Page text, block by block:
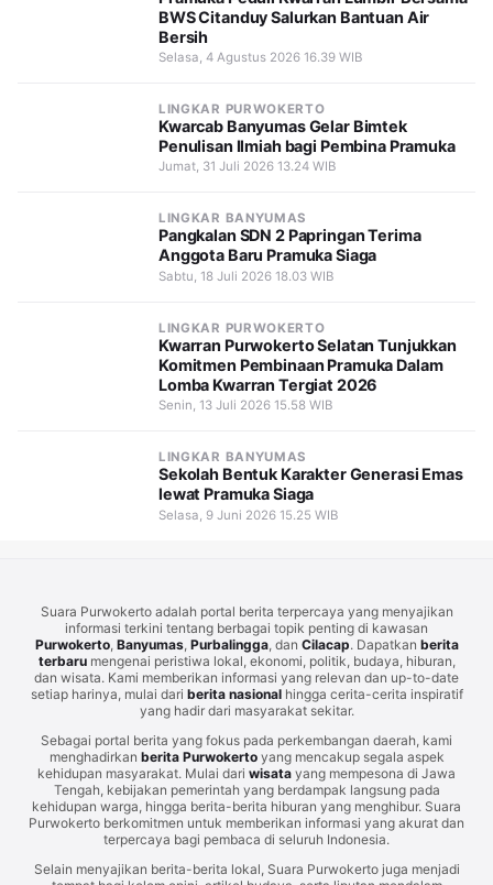
BWS Citanduy Salurkan Bantuan Air
Bersih
Selasa, 4 Agustus 2026 16.39 WIB
LINGKAR PURWOKERTO
Kwarcab Banyumas Gelar Bimtek
Penulisan Ilmiah bagi Pembina Pramuka
Jumat, 31 Juli 2026 13.24 WIB
LINGKAR BANYUMAS
Pangkalan SDN 2 Papringan Terima
Anggota Baru Pramuka Siaga
Sabtu, 18 Juli 2026 18.03 WIB
LINGKAR PURWOKERTO
Kwarran Purwokerto Selatan Tunjukkan
Komitmen Pembinaan Pramuka Dalam
Lomba Kwarran Tergiat 2026
Senin, 13 Juli 2026 15.58 WIB
LINGKAR BANYUMAS
Sekolah Bentuk Karakter Generasi Emas
lewat Pramuka Siaga
Selasa, 9 Juni 2026 15.25 WIB
Suara Purwokerto adalah portal berita terpercaya yang menyajikan
informasi terkini tentang berbagai topik penting di kawasan
Purwokerto, Banyumas, Purbalingga, dan Cilacap. Dapatkan berita
terbarumengenai peristiwa lokal, ekonomi, politik, budaya, hiburan,
dan wisata. Kami memberikan informasi yang relevan dan up-to-date
setiap harinya, mulai dari berita nasionalhingga cerita-cerita inspiratif
yang hadir dari masyarakat sekitar.
Sebagai portal berita yang fokus pada perkembangan daerah, kami
menghadirkan berita Purwokertoyang mencakup segala aspek
kehidupan masyarakat. Mulai dari wisata yang mempesona di Jawa
Tengah, kebijakan pemerintah yang berdampak langsung pada
kehidupan warga, hingga berita-berita hiburan yang menghibur. Suara
Purwokerto berkomitmen untuk memberikan informasi yang akurat dan
terpercaya bagi pembaca di seluruh Indonesia.
Selain menyajikan berita-berita lokal, Suara Purwokerto juga menjadi